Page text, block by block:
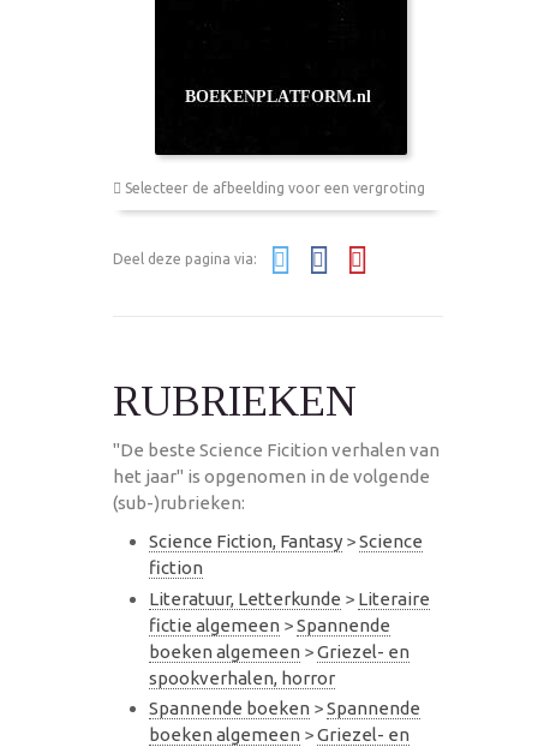
Selecteer de afbeelding voor een vergroting
Deel deze pagina via:
RUBRIEKEN
"De beste Science Ficition verhalen van
het jaar" is opgenomen in de volgende
(sub-)rubrieken:
Science Fiction, Fantasy >Science
fiction
Literatuur, Letterkunde > Literaire
fictie algemeen >Spannende
boeken algemeen >Griezel- en
spookverhalen, horror
Spannende boeken >Spannende
boeken algemeen >Griezel- en